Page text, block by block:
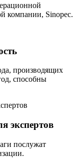
компании, Sinopec.
производящих
способны
экспертов
послужат